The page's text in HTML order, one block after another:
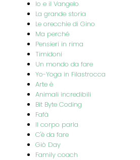
Io e il Vangelo
La grande storia
Le orecchie di Gino
Ma perché
Pensieri in rima
Timidoni
Un mondo da fare
Yo-Yoga in Filastrocca
Arte è
Animali incredibili
Bit Byte Coding
Fafà
Il corpo parla
C'è da fare
Giò Day
Family coach